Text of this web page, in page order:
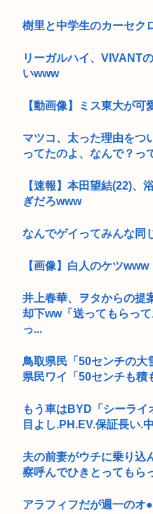
樹里と中学生のカーセク
リーガルハイ、VIVANT
いwww
【動画像】ミス東大が可
マツコ、太った理由をつ
ってたのよ、なんで？っ
【速報】本田望結(22)、
ぎだろwww
なんでゲイってみんな同
【画像】白人のケツwww
井上春華、ヲタからの提
却下ww「送ってもらっ
っ...
鳥取県民「50センチの大
県民ワイ「50センチも積
もう車はBYD「シーライ
目よし.PH.EV.保証長い.
夫の前妻がウチに乗り込
察呼んでひきとってもら
アラフィフだが週一のオ